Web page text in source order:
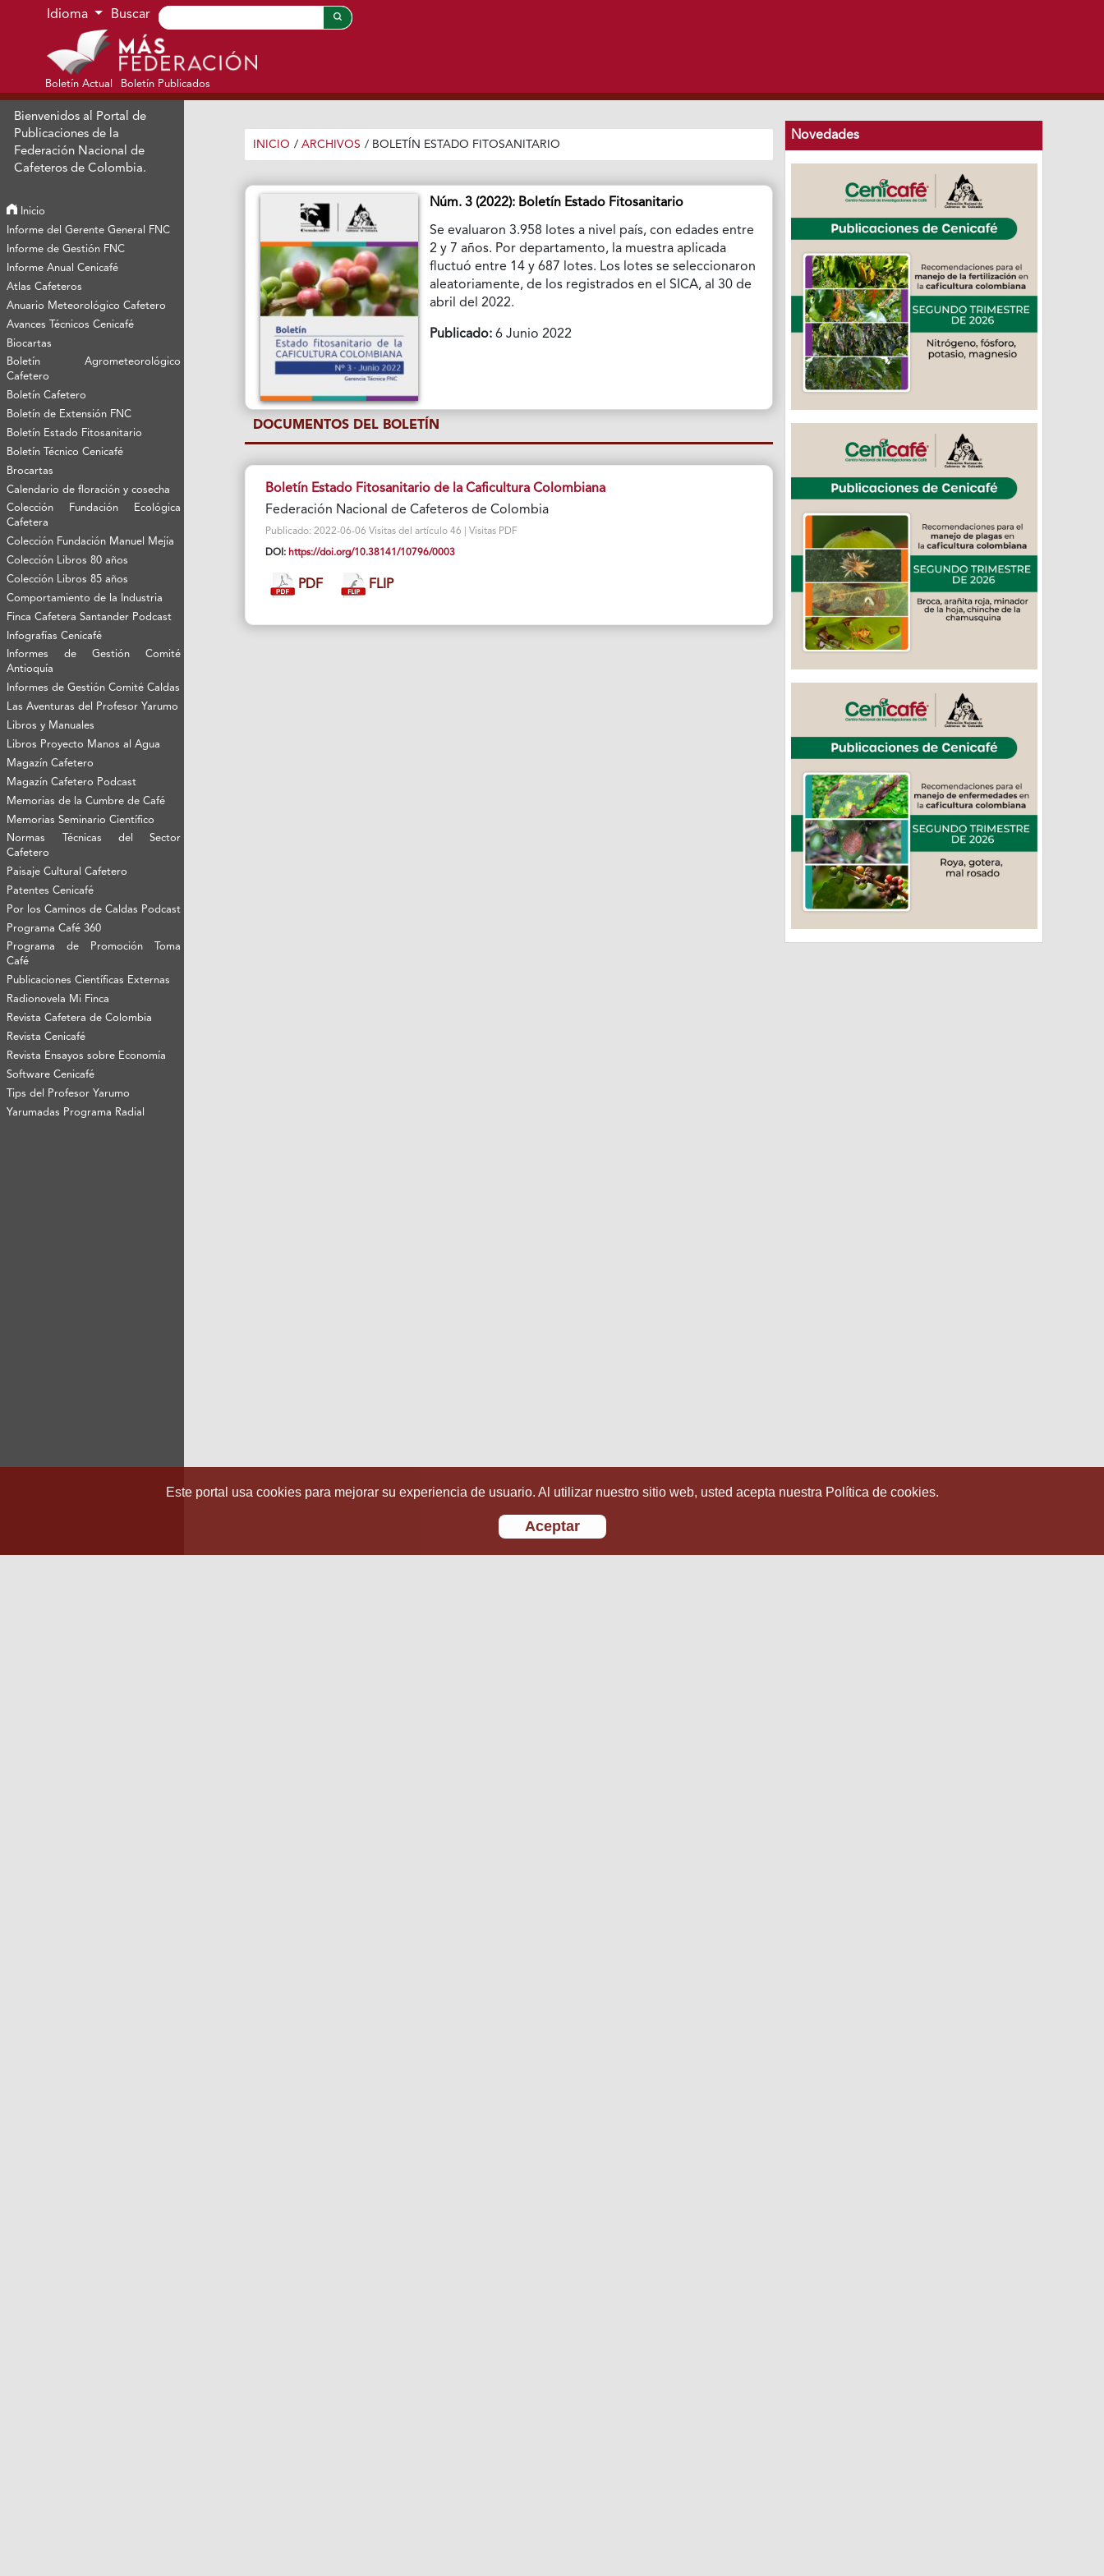
Ir al menú de navegación principal
Ir al contenido principal
Ir al pie de página del sitio
Idioma Buscar
Boletín Actual Boletín Publicados
Bienvenidos al Portal de
Publicaciones de la
Federación Nacional de
Cafeteros de Colombia.
Inicio
Informe del Gerente General FNC
Informe de Gestión FNC
Informe Anual Cenicafé
Atlas Cafeteros
Anuario Meteorológico Cafetero
Avances Técnicos Cenicafé
Biocartas
Boletín Agrometeorológico
Cafetero
Boletín Cafetero
Boletín de Extensión FNC
Boletín Estado Fitosanitario
Boletín Técnico Cenicafé
Brocartas
Calendario de floración y cosecha
Colección Fundación Ecológica
Cafetera
Colección Fundación Manuel Mejía
Colección Libros 80 años
Colección Libros 85 años
Comportamiento de la Industria
Finca Cafetera Santander Podcast
Infografías Cenicafé
Informes de Gestión Comité
Antioquía
Informes de Gestión Comité Caldas
Las Aventuras del Profesor Yarumo
Libros y Manuales
Libros Proyecto Manos al Agua
Magazín Cafetero
Magazín Cafetero Podcast
Memorias de la Cumbre de Café
Memorias Seminario Científico
Normas Técnicas del Sector
Cafetero
Paisaje Cultural Cafetero
Patentes Cenicafé
Por los Caminos de Caldas Podcast
Programa Café 360
Programa de Promoción Toma
Café
Publicaciones Científicas Externas
Radionovela Mi Finca
Revista Cafetera de Colombia
Revista Cenicafé
Revista Ensayos sobre Economía
Software Cenicafé
Tips del Profesor Yarumo
Yarumadas Programa Radial
INICIO / ARCHIVOS / BOLETÍN ESTADO FITOSANITARIO
Núm. 3 (2022): Boletín Estado Fitosanitario
Se evaluaron 3.958 lotes a nivel país, con edades entre
2 y 7 años. Por departamento, la muestra aplicada
fluctuó entre 14 y 687 lotes. Los lotes se seleccionaron
aleatoriamente, de los registrados en el SICA, al 30 de
abril del 2022.
Publicado: 6 Junio 2022
DOCUMENTOS DEL BOLETÍN
Boletín Estado Fitosanitario de la Caficultura Colombiana
Federación Nacional de Cafeteros de Colombia
Publicado: 2022-06-06 Visitas del artículo 46 | Visitas PDF
DOI: https://doi.org/10.38141/10796/0003
PDF FLIP
Novedades
Este portal usa cookies para mejorar su experiencia de usuario. Al utilizar nuestro sitio web, usted acepta nuestra Política de cookies.
Aceptar